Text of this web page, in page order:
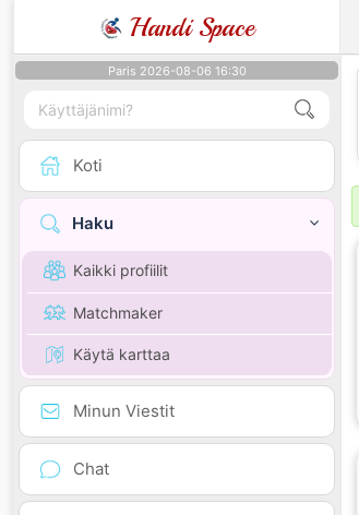
Handi Space
Paris 2026-08-06 16:30
Koti
Haku
Kaikki profiilit
Matchmaker
Käytä karttaa
Minun Viestit
Chat